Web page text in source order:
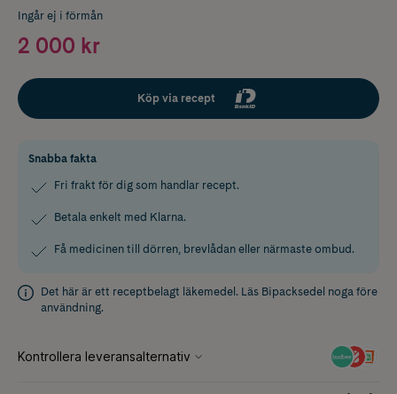
Ingår ej i förmån
2 000 kr
Köp via recept
Snabba fakta
Fri frakt för dig som handlar recept.
Betala enkelt med Klarna.
Få medicinen till dörren, brevlådan eller närmaste ombud.
Det här är ett receptbelagt läkemedel. Läs Bipacksedel noga före
användning.